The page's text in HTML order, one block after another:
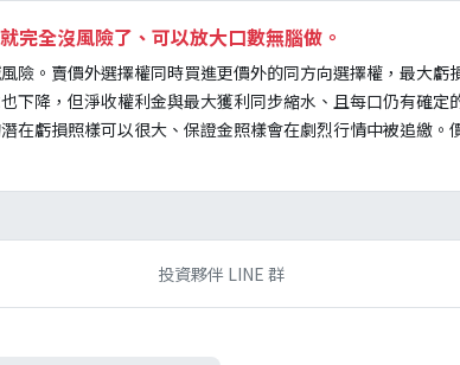
完全沒風險了、可以放大口數無腦做。
險。賣價外選擇權同時買進更價外的同方向選擇權，最大虧
下降，但淨收權利金與最大獲利同步縮水、且每口仍有確定
在虧損照樣可以很大、保證金照樣會在劇烈行情中被追繳。
投資夥伴 LINE 群